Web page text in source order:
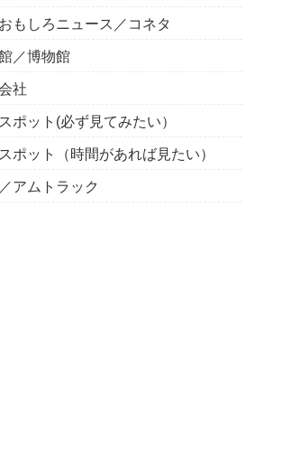
もしろニュース／コネタ
／博物館
社
ポット(必ず見てみたい）
ポット（時間があれば見たい）
アムトラック